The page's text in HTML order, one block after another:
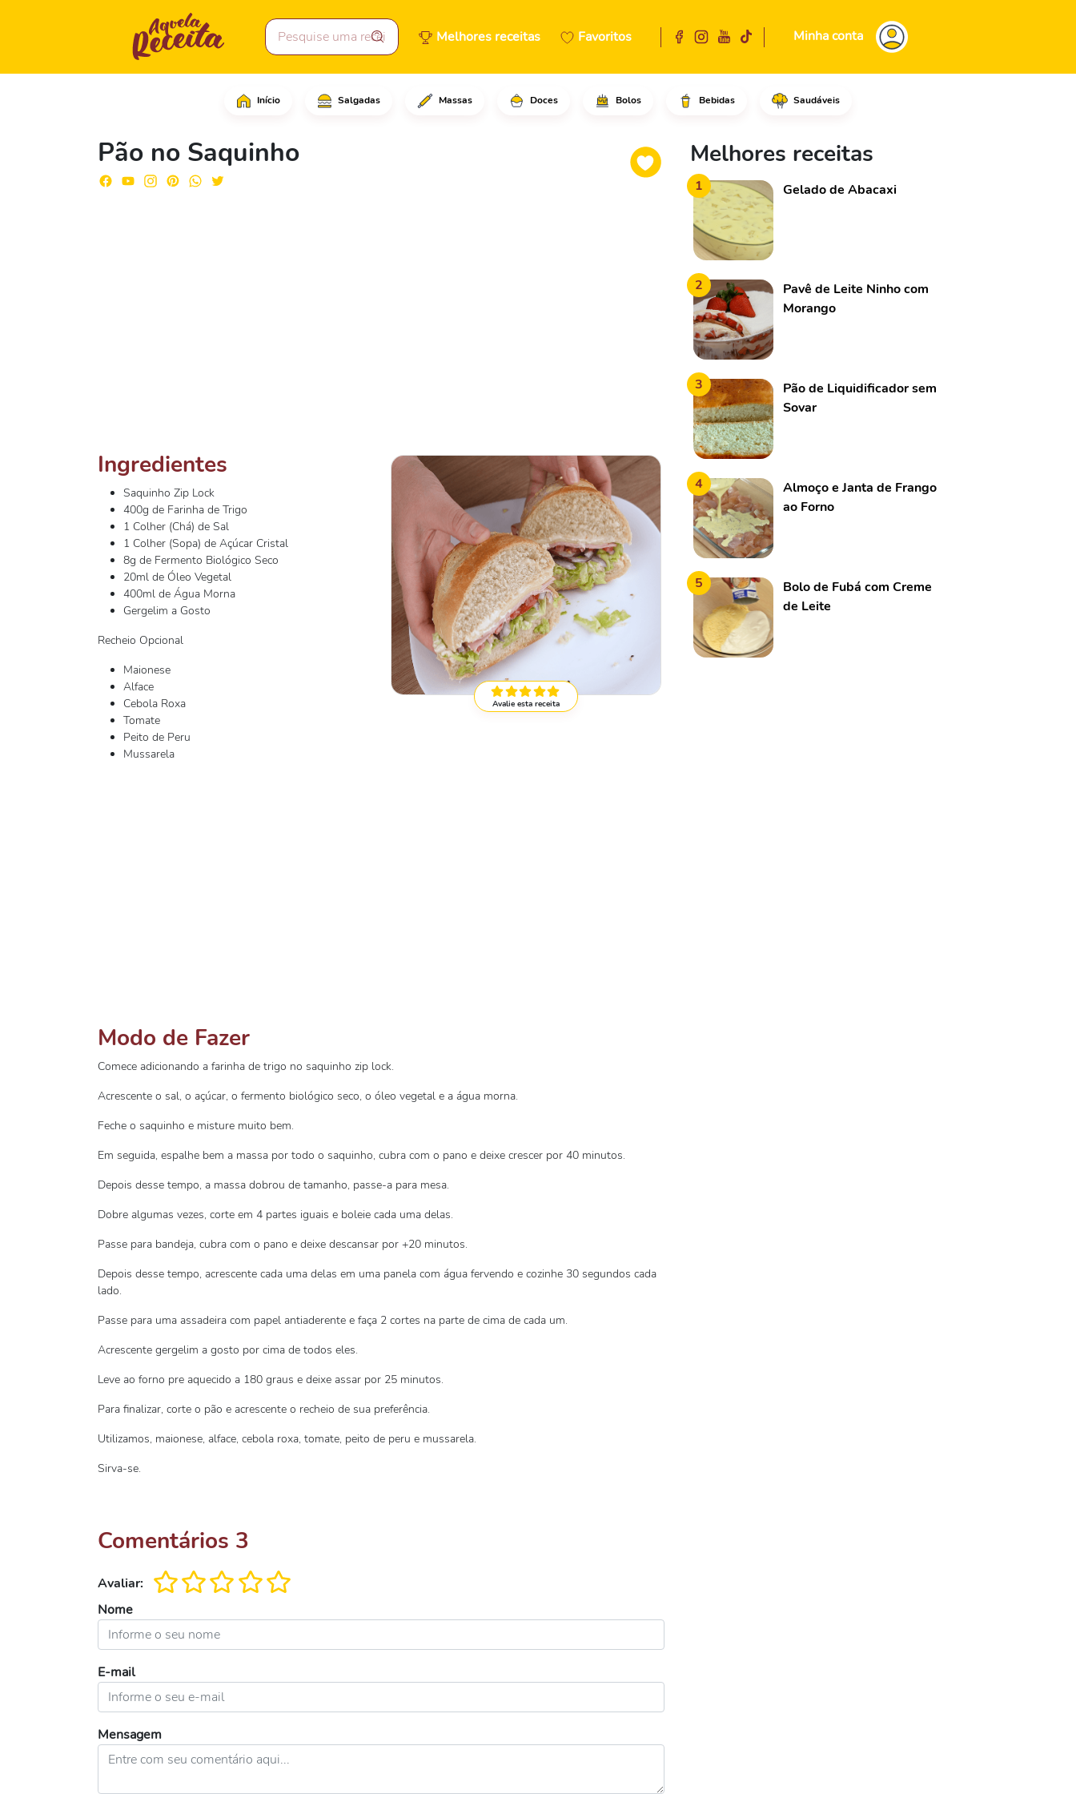
Melhores receitas Favoritos Minha conta
Início Salgadas Massas Doces Bolos Bebidas Saudáveis
Pão no Saquinho
Comece adicionando a farinha de trigo no saquinho zip lock.Acrescente o sal, o
Avalie esta receita
Ingredientes
Saquinho Zip Lock
400g de Farinha de Trigo
1 Colher (Chá) de Sal
1 Colher (Sopa) de Açúcar Cristal
8g de Fermento Biológico Seco
20ml de Óleo Vegetal
400ml de Água Morna
Gergelim a Gosto
Recheio Opcional
Maionese
Alface
Cebola Roxa
Tomate
Peito de Peru
Mussarela
Modo de Fazer
Comece adicionando a farinha de trigo no saquinho zip lock.
Acrescente o sal, o açúcar, o fermento biológico seco, o óleo vegetal e a água morna.
Feche o saquinho e misture muito bem.
Em seguida, espalhe bem a massa por todo o saquinho, cubra com o pano e deixe crescer por 40 minutos.
Depois desse tempo, a massa dobrou de tamanho, passe-a para mesa.
Dobre algumas vezes, corte em 4 partes iguais e boleie cada uma delas.
Passe para bandeja, cubra com o pano e deixe descansar por +20 minutos.
Depois desse tempo, acrescente cada uma delas em uma panela com água fervendo e cozinhe 30 segundos cada
lado.
Passe para uma assadeira com papel antiaderente e faça 2 cortes na parte de cima de cada um.
Acrescente gergelim a gosto por cima de todos eles.
Leve ao forno pre aquecido a 180 graus e deixe assar por 25 minutos.
Para finalizar, corte o pão e acrescente o recheio de sua preferência.
Utilizamos, maionese, alface, cebola roxa, tomate, peito de peru e mussarela.
Sirva-se.
Comentários 3
Avaliar:
Nome
E-mail
Mensagem
Melhores receitas
1 Gelado de Abacaxi
2
Pavê de Leite Ninho com
Morango
3
Pão de Liquidificador sem
Sovar
4
Almoço e Janta de Frango
ao Forno
5
Bolo de Fubá com Creme
de Leite